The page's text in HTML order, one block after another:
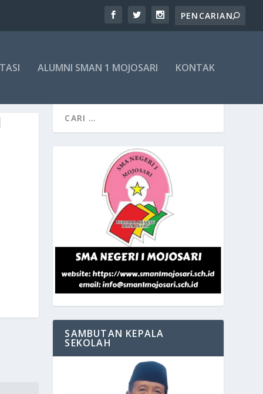
ALUMNI SMAN 1 MOJOSARI KONTAK
SAMBUTAN KEPALA
SEKOLAH